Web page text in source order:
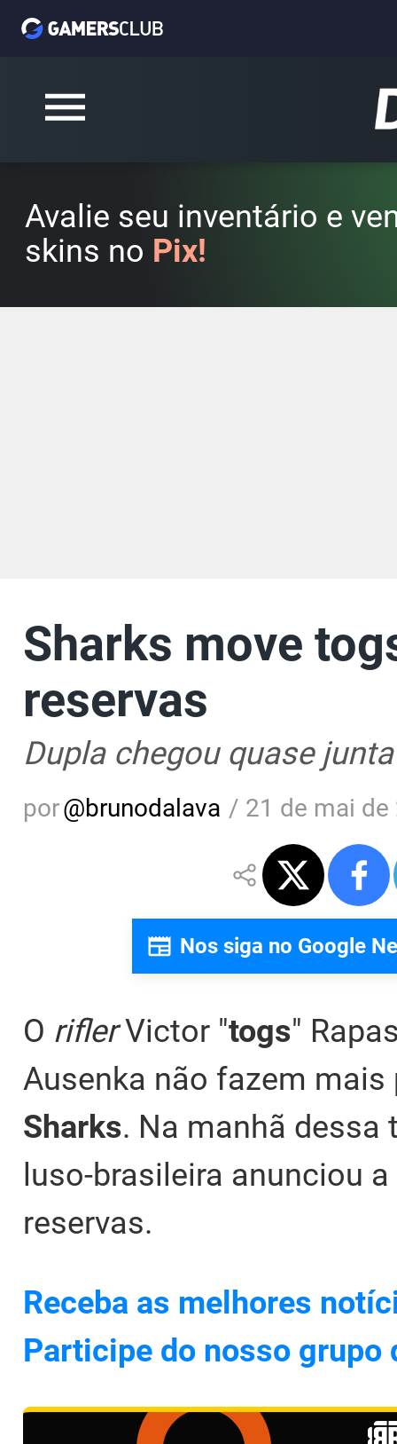
Avalie seu inventário e
skins no Pix!
Sharks move
reservas
Dupla chegou quase
por@brunodalava / 21 de mai
Nos siga no Google
O riflerVictor "togs"
Ausenka não fazem mais
Sharks. Na manhã dessa
luso-brasileira anunciou
reservas.
Receba as melhores
Participe do nosso grupo